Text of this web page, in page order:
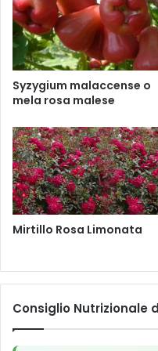
Syzygium malaccense o
mela rosa malese
Mirtillo Rosa Limonata
Consiglio Nutrizionale